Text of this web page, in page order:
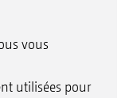
vous
utilisées pour